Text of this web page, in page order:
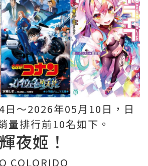
〜2026年05月10日，日
量排行前10名如下。
夜姬！
COLORIDO